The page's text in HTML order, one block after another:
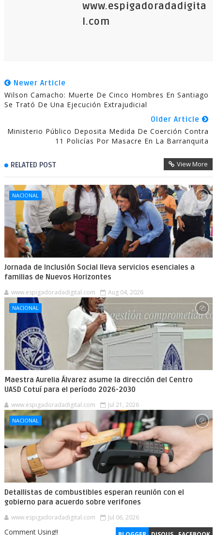
www.espigadoradadigita
l.com
Newer Article
Wilson Camacho: Muerte De Cinco Hombres En Santiago
Se Trató De Una Ejecución Extrajudicial
Older Article
Ministerio Público Deposita Medida De Coerción Contra
11 Policías Por Masacre En La Barranquita
RELATED POST View More
NACIONAL
Jornada de Inclusión Social lleva servicios esenciales a
familias de Nuevos Horizontes
www.espigadoradadigital.com Aug 04, 2026
NACIONAL
Maestra Aurelia Álvarez asume la dirección del Centro
UASD Cotuí para el período 2026-2030
www.espigadoradadigital.com Jul 21, 2026
NACIONAL
Detallistas de combustibles esperan reunión con el
gobierno para acuerdo sobre verifones
www.espigadoradadigital.com Jul 06, 2026
Comment Using!!